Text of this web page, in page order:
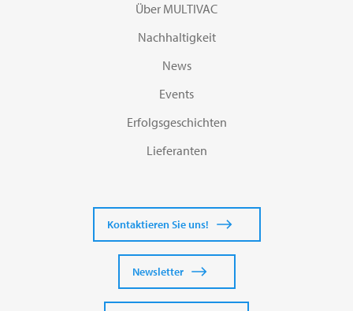
Über MULTIVAC
Nachhaltigkeit
News
Events
Erfolgsgeschichten
Lieferanten
Kontaktieren Sie uns!
Newsletter